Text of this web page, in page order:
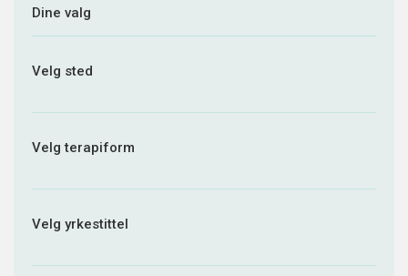
Dine valg
Velg sted
Velg terapiform
Velg yrkestittel